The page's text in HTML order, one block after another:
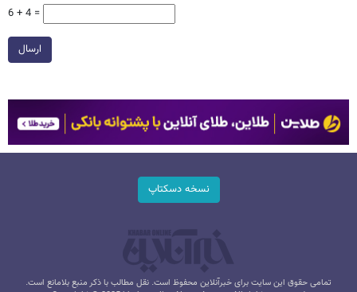
6 + 4 =
ارسال
نسخه دسکتاپ
تمامی حقوق این سایت برای خبرآنلاین محفوظ است. نقل مطالب با ذکر منبع بلامانع است.